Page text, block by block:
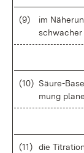
(9)
im
schwa­cher
(10) Säu­re-
mung
(11)
die